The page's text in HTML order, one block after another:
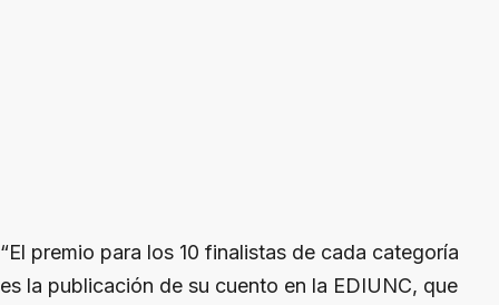
“El premio para los 10 finalistas de cada categoría
es la publicación de su cuento en la EDIUNC, que